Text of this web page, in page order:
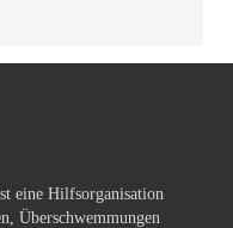
eine Hilfsorganisation
Überschwemmungen